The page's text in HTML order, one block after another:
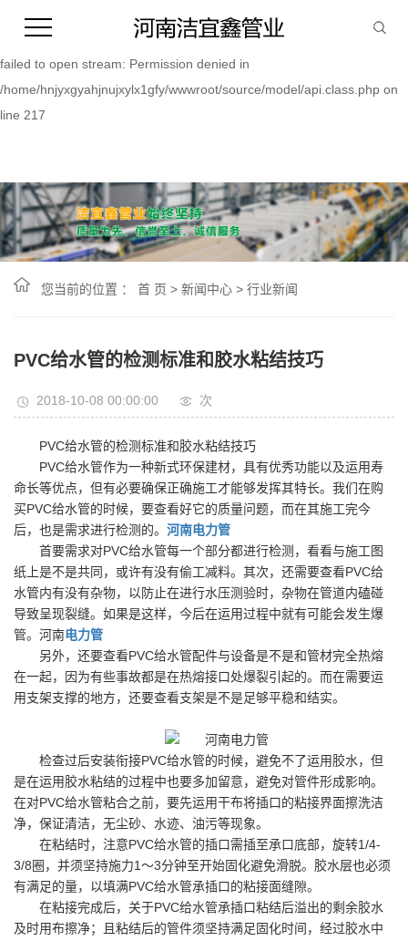
file_put_contents(/home/hnjyxgyahjnujxylx1gfy/wwwroot/source/
failed to open stream: Permission denied in
/home/hnjyxgyahjnujxylx1gfy/wwwroot/source/model/api.class.php on
line 217
您当前的位置 ： 首 页 > 新闻中心 > 行业新闻
PVC给水管的检测标准和胶水粘结技巧
2018-10-08 00:00:00 次
PVC给水管的检测标准和胶水粘结技巧
PVC给水管作为一种新式环保建材，具有优秀功能以及运用寿
命长等优点，但有必要确保正确施工才能够发挥其特长。我们在购
买PVC给水管的时候，要查看好它的质量问题，而在其施工完今
后，也是需求进行检测的。 河南电力管
首要需求对PVC给水管每一个部分都进行检测，看看与施工图
纸上是不是共同，或许有没有偷工减料。其次，还需要查看PVC给
水管内有没有杂物，以防止在进行水压测验时，杂物在管道内磕碰
导致呈现裂缝。如果是这样，今后在运用过程中就有可能会发生爆
管。河南电力管
另外，还要查看PVC给水管配件与设备是不是和管材完全热熔
在一起，因为有些事故都是在热熔接口处爆裂引起的。而在需要运
用支架支撑的地方，还要查看支架是不是足够平稳和结实。
检查过后安装衔接PVC给水管的时候，避免不了运用胶水，但
是在运用胶水粘结的过程中也要多加留意，避免对管件形成影响。
在对PVC给水管粘合之前，要先运用干布将插口的粘接界面擦洗洁
净，保证清洁，无尘砂、水迹、油污等现象。
在粘结时，注意PVC给水管的插口需插至承口底部，旋转1/4-
3/8圈，并须坚持施力1～3分钟至开始固化避免滑脱。胶水层也必须
有满足的量，以填满PVC给水管承插口的粘接面缝隙。
在粘接完成后，关于PVC给水管承插口粘结后溢出的剩余胶水
及时用布擦净；且粘结后的管件须坚持满足固化时间，经过胶水中